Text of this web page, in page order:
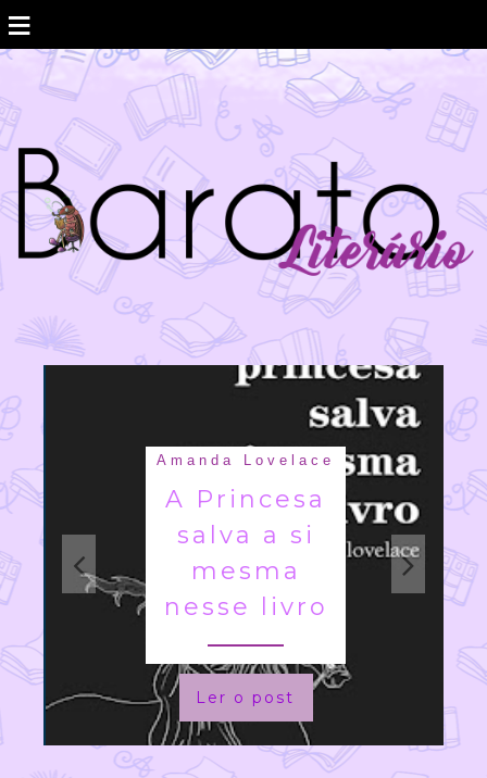
≡
Amanda Lovelace
A Princesa
salva a si
mesma
nesse livro
Ler o post